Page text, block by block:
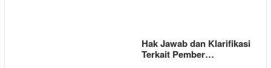
Hak Jawab dan Klarifikasi
Terkait Pember…